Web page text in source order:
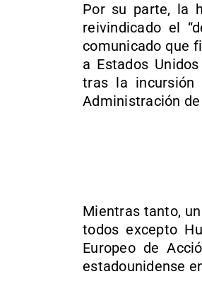
Por su parte, la
reivindicado el
comunicado que
a Estados
tras la incursión
Administración
Mientras tanto,
todos excepto
Europeo de
estadounidense